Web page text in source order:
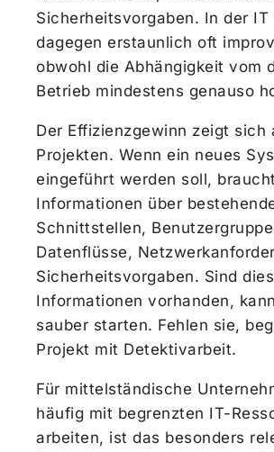
Sicherheitsvorgaben. In der IT
dagegen erstaunlich oft
obwohl die Abhängigkeit vom
Betrieb mindestens genauso
Der Effizienzgewinn zeigt sich
Projekten. Wenn ein neues
eingeführt werden soll,
Informationen über
Schnittstellen,
Datenflüsse,
Sicherheitsvorgaben. Sind
Informationen vorhanden,
sauber starten. Fehlen sie,
Projekt mit Detektivarbeit.
Für mittelständische
häufig mit begrenzten IT-
arbeiten, ist das besonders